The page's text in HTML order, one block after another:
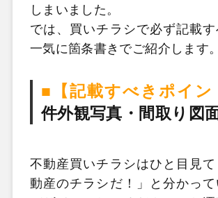
しまいました。
では、買いチラシで必ず記載
一気に箇条書きでご紹介します。
■【記載すべきポイン
件外観写真・間取り図
不動産買いチラシはひと目見
動産のチラシだ！」と分かっ